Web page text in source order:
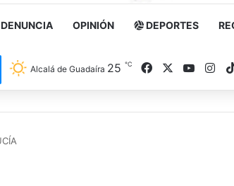
OPINIÓN DEPORTES
Alcalá de Guadaíra 25 ℃ Facebook